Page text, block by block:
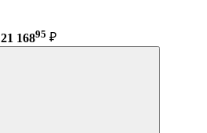
21 16895 ₽